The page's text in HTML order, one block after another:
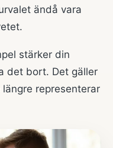
ändå vara
stärker din
det bort. Det gäller
representerar